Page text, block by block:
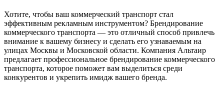
Хотите, чтобы ваш коммерческий транспорт стал
эффективным рекламным инструментом? Брендирование
коммерческого транспорта — это отличный способ привлечь
внимание к вашему бизнесу и сделать его узнаваемым на
улицах Москвы и Московской области. Компания Альтаир
предлагает профессиональное брендирование коммерческого
транспорта, которое поможет вам выделиться среди
конкурентов и укрепить имидж вашего бренда.